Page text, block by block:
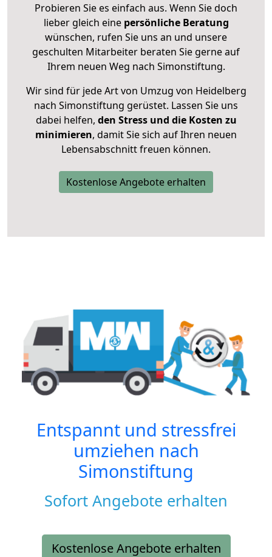
Probieren Sie es einfach aus. Wenn Sie doch
lieber gleich eine persönliche Beratung
wünschen, rufen Sie uns an und unsere
geschulten Mitarbeiter beraten Sie gerne auf
Ihrem neuen Weg nach Simonstiftung.
Wir sind für jede Art von Umzug von Heidelberg
nach Simonstiftung gerüstet. Lassen Sie uns
dabei helfen, den Stress und die Kosten zu
minimieren, damit Sie sich auf Ihren neuen
Lebensabschnitt freuen können.
Kostenlose Angebote erhalten
Entspannt und stressfrei
umziehen nach
Simonstiftung
Sofort Angebote erhalten
Kostenlose Angebote erhalten